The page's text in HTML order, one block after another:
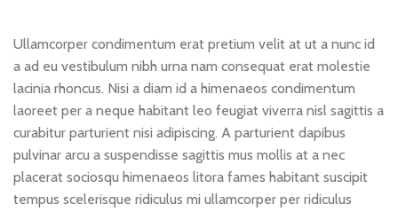
Ullamcorper condimentum erat pretium velit at ut a nunc id
a ad eu vestibulum nibh urna nam consequat erat molestie
lacinia rhoncus. Nisi a diam id a himenaeos condimentum
laoreet per a neque habitant leo feugiat viverra nisl sagittis a
curabitur parturient nisi adipiscing. A parturient dapibus
pulvinar arcu a suspendisse sagittis mus mollis at a nec
placerat sociosqu himenaeos litora fames habitant suscipit
tempus scelerisque ridiculus mi ullamcorper per ridiculus